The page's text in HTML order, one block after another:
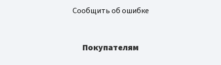
Сообщить об ошибке
Покупателям